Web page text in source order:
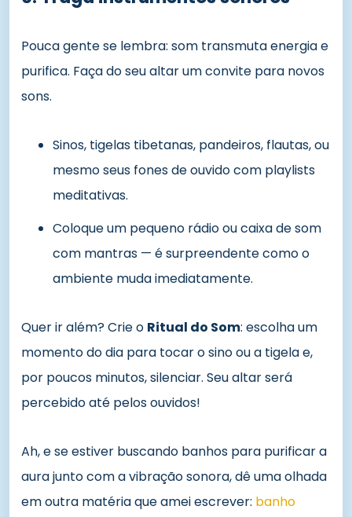
Pouca gente se lembra: som transmuta energia e
purifica. Faça do seu altar um convite para novos
sons.
Sinos, tigelas tibetanas, pandeiros, flautas, ou
mesmo seus fones de ouvido com playlists
meditativas.
Coloque um pequeno rádio ou caixa de som
com mantras — é surpreendente como o
ambiente muda imediatamente.
Quer ir além? Crie o Ritual do Som: escolha um
momento do dia para tocar o sino ou a tigela e,
por poucos minutos, silenciar. Seu altar será
percebido até pelos ouvidos!
Ah, e se estiver buscando banhos para purificar a
aura junto com a vibração sonora, dê uma olhada
em outra matéria que amei escrever: banho